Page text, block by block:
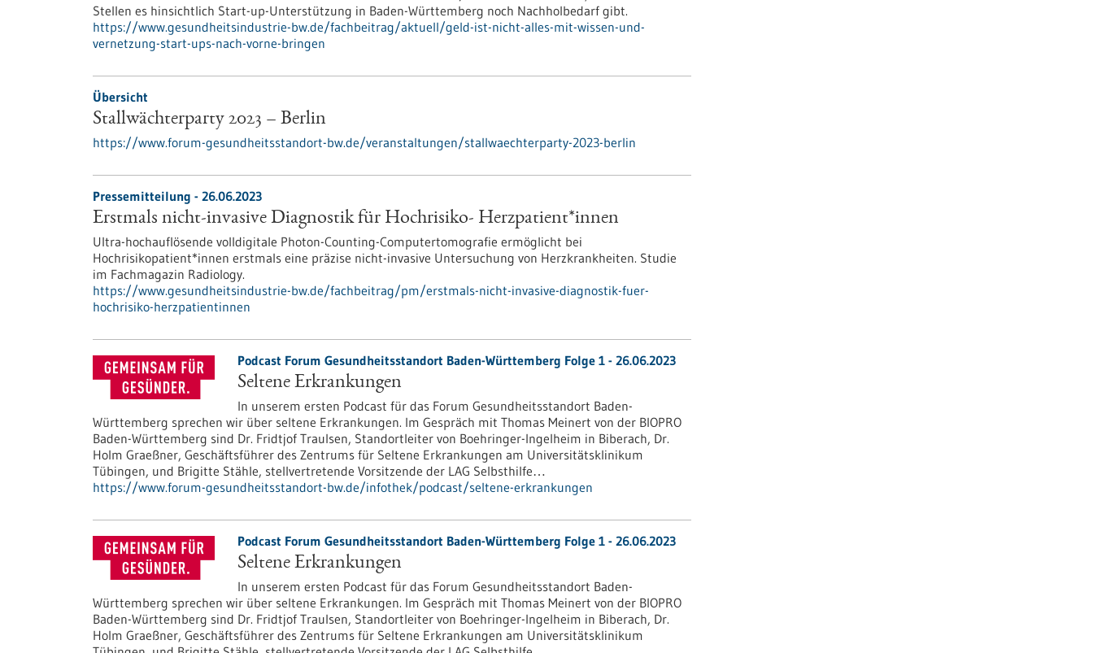
Stellen es hinsichtlich Start-up-Unterstützung in Baden-Württemberg noch Nachholbedarf gibt.
https://www.gesundheitsindustrie-bw.de/fachbeitrag/aktuell/geld-ist-nicht-alles-mit-wissen-und-
vernetzung-start-ups-nach-vorne-bringen
Übersicht
Stallwächterparty 2023 – Berlin
https://www.forum-gesundheitsstandort-bw.de/veranstaltungen/stallwaechterparty-2023-berlin
Pressemitteilung - 26.06.2023
Erstmals nicht-invasive Diagnostik für Hochrisiko- Herzpatient*innen
Ultra-hochauflösende volldigitale Photon-Counting-Computertomografie ermöglicht bei
Hochrisikopatient*innen erstmals eine präzise nicht-invasive Untersuchung von Herzkrankheiten. Studie
im Fachmagazin Radiology.
https://www.gesundheitsindustrie-bw.de/fachbeitrag/pm/erstmals-nicht-invasive-diagnostik-fuer-
hochrisiko-herzpatientinnen
Podcast Forum Gesundheitsstandort Baden-Württemberg Folge 1 - 26.06.2023
Seltene Erkrankungen
In unserem ersten Podcast für das Forum Gesundheitsstandort Baden-
Württemberg sprechen wir über seltene Erkrankungen. Im Gespräch mit Thomas Meinert von der BIOPRO
Baden-Württemberg sind Dr. Fridtjof Traulsen, Standortleiter von Boehringer-Ingelheim in Biberach, Dr.
Holm Graeßner, Geschäftsführer des Zentrums für Seltene Erkrankungen am Universitätsklinikum
Tübingen, und Brigitte Stähle, stellvertretende Vorsitzende der LAG Selbsthilfe…
https://www.forum-gesundheitsstandort-bw.de/infothek/podcast/seltene-erkrankungen
Podcast Forum Gesundheitsstandort Baden-Württemberg Folge 1 - 26.06.2023
Seltene Erkrankungen
In unserem ersten Podcast für das Forum Gesundheitsstandort Baden-
Württemberg sprechen wir über seltene Erkrankungen. Im Gespräch mit Thomas Meinert von der BIOPRO
Baden-Württemberg sind Dr. Fridtjof Traulsen, Standortleiter von Boehringer-Ingelheim in Biberach, Dr.
Holm Graeßner, Geschäftsführer des Zentrums für Seltene Erkrankungen am Universitätsklinikum